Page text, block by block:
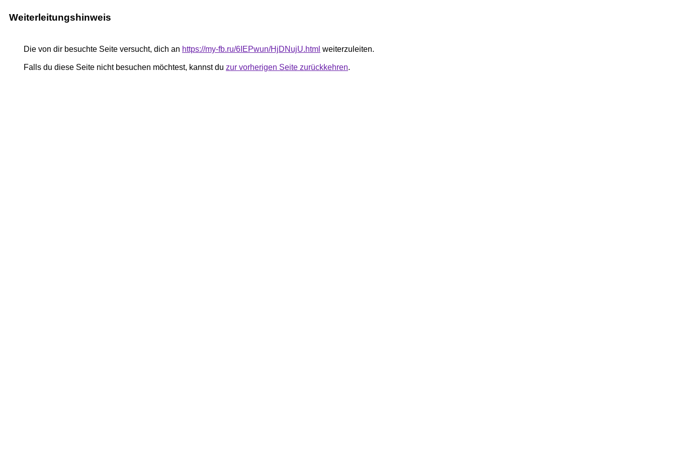
Weiterleitungshinweis
Die von dir besuchte Seite versucht, dich an https://my-fb.ru/6IEPwun/HjDNujU.html weiterzuleiten.
Falls du diese Seite nicht besuchen möchtest, kannst du zur vorherigen Seite zurückkehren.